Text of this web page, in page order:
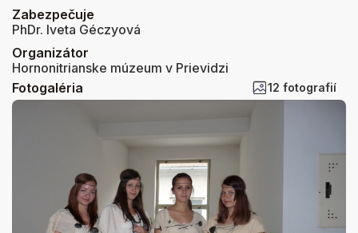
Zabezpečuje
PhDr. Iveta Géczyová
Organizátor
Hornonitrianske múzeum v Prievidzi
Fotogaléria
12 fotografií